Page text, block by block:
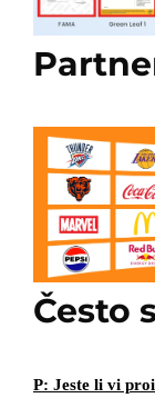
Često
P: Jeste li vi